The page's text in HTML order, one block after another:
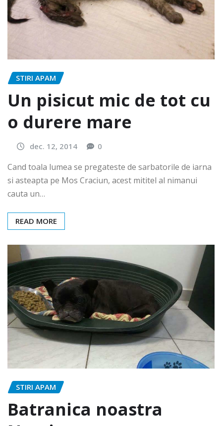
STIRI APAM
Un pisicut mic de tot cu
o durere mare
dec. 12, 2014 0
Cand toala lumea se pregateste de sarbatorile de iarna
si asteapta pe Mos Craciun, acest mititel al nimanui
cauta un…
READ MORE
STIRI APAM
Batranica noastra